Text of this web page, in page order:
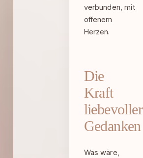
verbunden, mit
offenem
Herzen.
Die
Kraft
liebevoller
Gedanken
Was wäre,